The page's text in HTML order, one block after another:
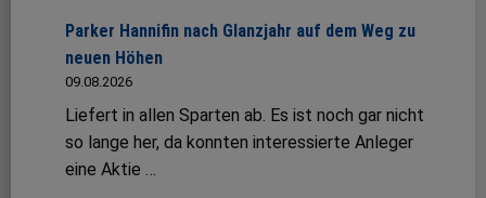
Parker Hannifin nach Glanzjahr auf dem Weg zu
neuen Höhen
09.08.2026
Liefert in allen Sparten ab. Es ist noch gar nicht
so lange her, da konnten interessierte Anleger
eine Aktie …